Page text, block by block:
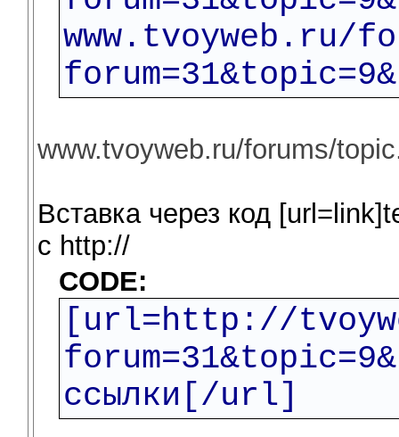
www.tvoyweb.ru/
www.tvoyweb.ru/forums/
Вставка через код
c http://
CODE:
[url=http://
ссылки[/url]